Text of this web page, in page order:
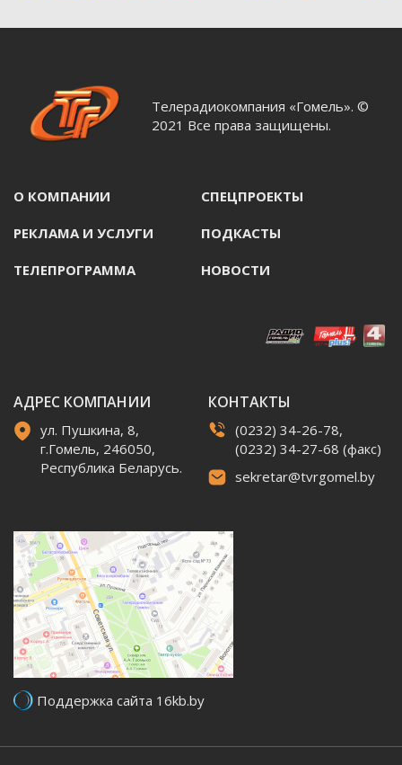
Телерадиокомпания «Гомель». ©
2021 Все права защищены.
О КОМПАНИИ СПЕЦПРОЕКТЫ
РЕКЛАМА И УСЛУГИ ПОДКАСТЫ
ТЕЛЕПРОГРАММА НОВОСТИ
АДРЕС КОМПАНИИ
ул. Пушкина, 8,
г.Гомель, 246050,
Республика Беларусь.
КОНТАКТЫ
(0232) 34-26-78,
(0232) 34-27-68 (факс)
sekretar@tvrgomel.by
Поддержка сайта 16kb.by